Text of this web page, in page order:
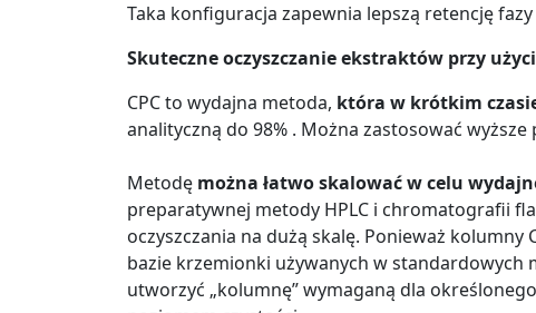
Taka konfiguracja zapewnia lepszą retencję
Skuteczne oczyszczanie ekstraktów przy
CPC to wydajna metoda, która w krótkim
analityczną do 98% . Można zastosować
Metodę można łatwo skalować w celu
preparatywnej metody HPLC i chromatografii
oczyszczania na dużą skalę. Ponieważ kolumny
bazie krzemionki używanych w standardowych
utworzyć „kolumnę” wymaganą dla